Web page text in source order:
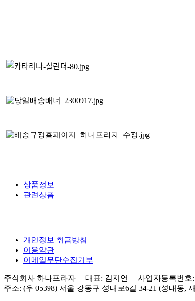
상품정보
관련상품
개인정보 취급방침
이용약관
이메일무단수집거부
주식회사 하나프라자 대표: 김지언 사업자등록번호:
주소: (우 05398) 서울 강동구 성내로6길 34-21 (성내동,